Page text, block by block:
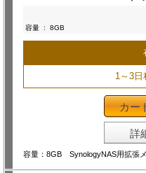
容量 : 8GB
1～3日
カー
詳
容量：8GB SynologyNAS用拡張